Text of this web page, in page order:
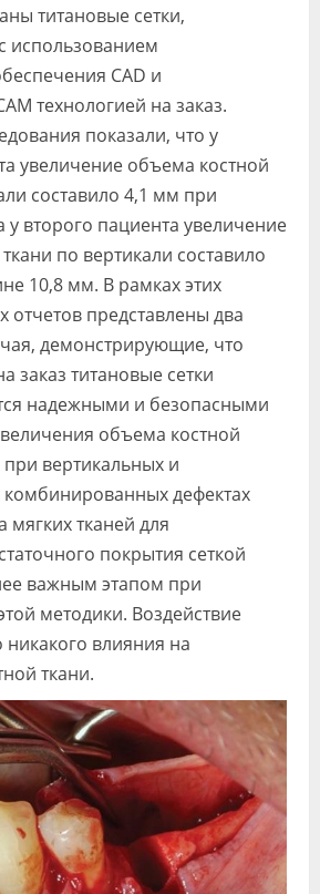
титановые сетки,
использованием
CAD и
технологией на заказ.
показали, что у
увеличение объема костной
составило 4,1 мм при
второго пациента увеличение
по вертикали составило
10,8 мм. В рамках этих
отчетов представлены два
демонстрирующие, что
заказ титановые сетки
надежными и безопасными
объема костной
вертикальных и
комбинированных дефектах
мягких тканей для
покрытия сеткой
важным этапом при
методики. Воздействие
никакого влияния на
ткани.